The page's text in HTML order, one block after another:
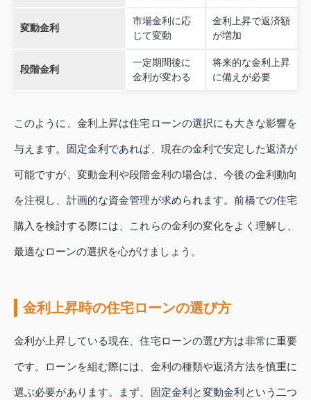
変動金利
市場金利に応
じて変動
金利上昇で返済額
が増加
段階金利
一定期間後に
金利が変わる
将来的な金利上昇
に備えが必要
このように、金利上昇は住宅ローンの選択にも大きな影響を
与えます。固定金利であれば、現在の金利で安定した返済が
可能ですが、変動金利や段階金利の場合は、今後の金利動向
を注視し、計画的な資金管理が求められます。前橋での住宅
購入を検討する際には、これらの金利の変化をよく理解し、
最適なローンの選択を心がけましょう。
金利上昇時の住宅ローンの選び方
金利が上昇している現在、住宅ローンの選び方は非常に重要
です。ローンを組む際には、金利の種類や返済方法を慎重に
選ぶ必要があります。まず、固定金利と変動金利という二つ